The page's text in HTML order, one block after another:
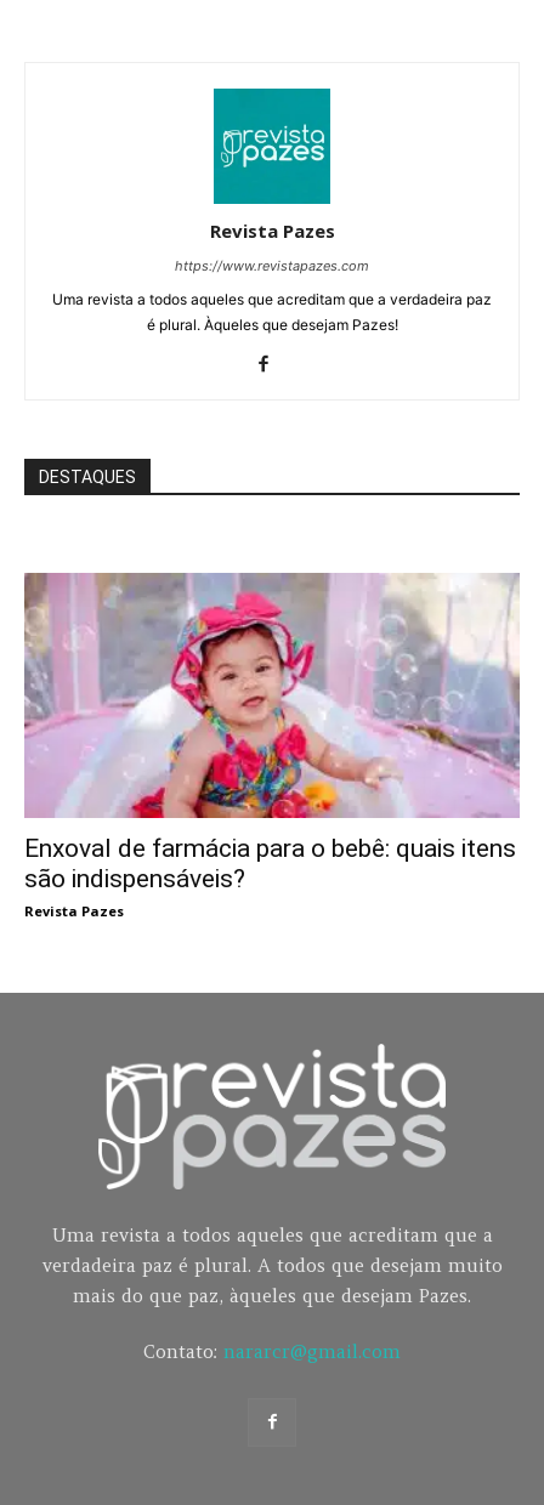
Revista Pazes
https://www.revistapazes.com
Uma revista a todos aqueles que acreditam que a verdadeira paz
é plural. Àqueles que desejam Pazes!
DESTAQUES
Enxoval de farmácia para o bebê: quais itens
são indispensáveis?
Revista Pazes
Uma revista a todos aqueles que acreditam que a
verdadeira paz é plural. A todos que desejam muito
mais do que paz, àqueles que desejam Pazes.
Contato: nararcr@gmail.com